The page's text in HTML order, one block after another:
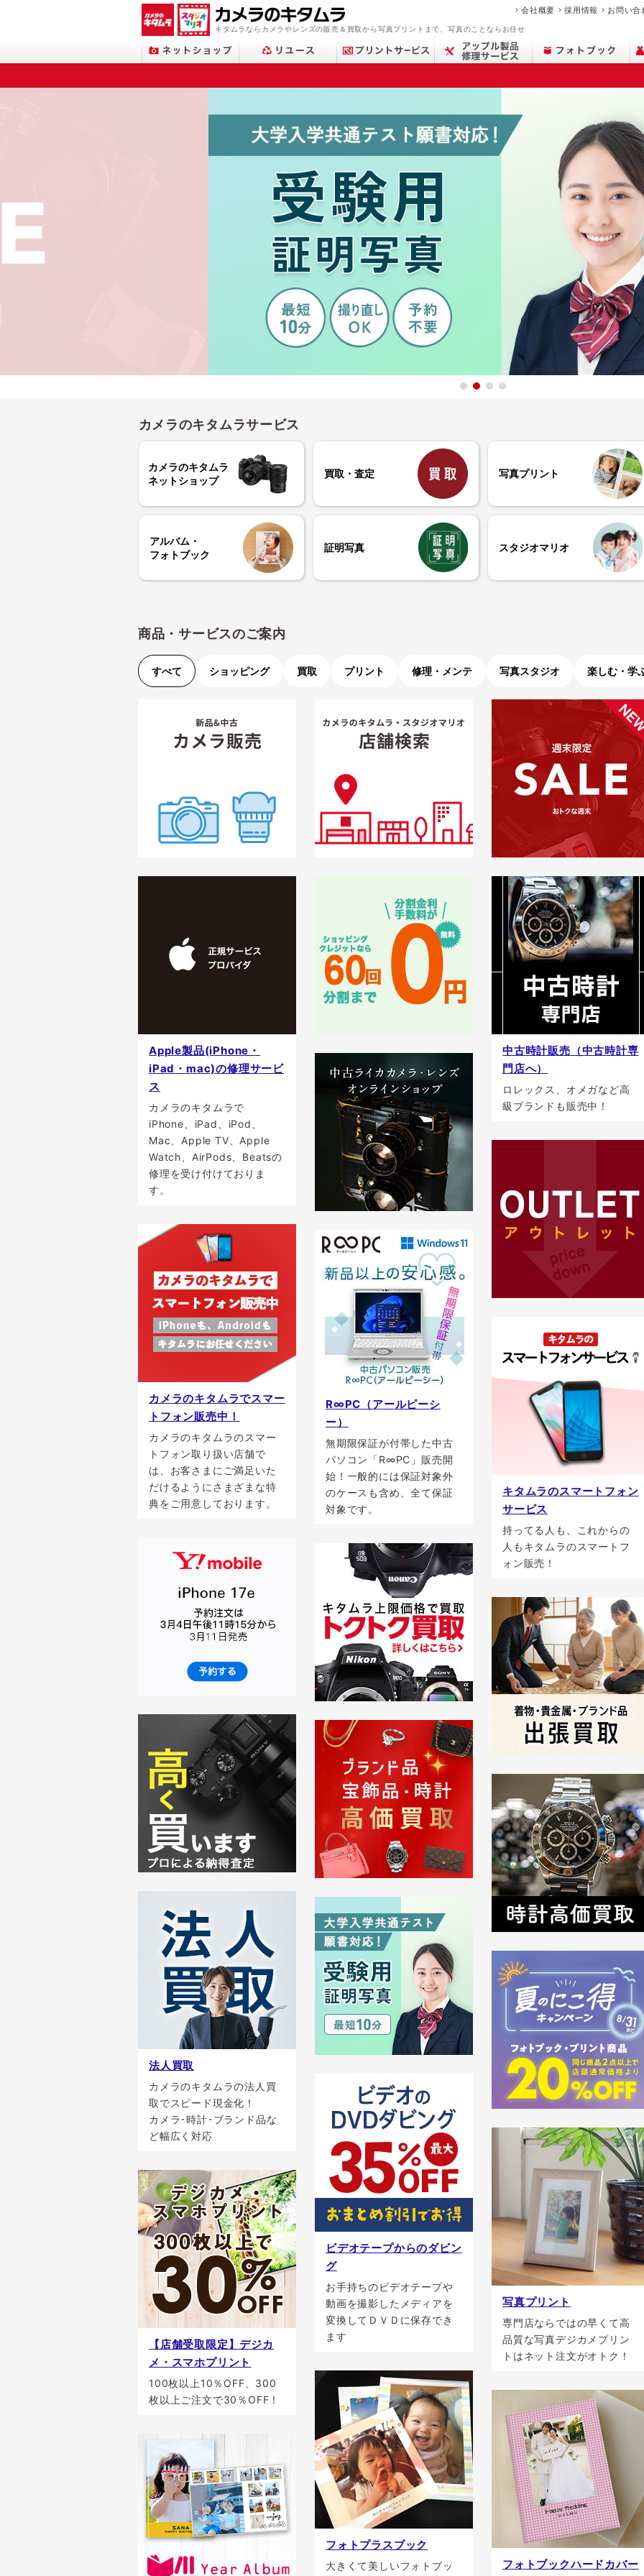
キタムラならカメラやレンズの販売＆買取から写真プリントまで、写真のことならお任せ
会社概要 採用情報 お問い合
カメラのキタムラサービス
カメラのキタムラ
ネットショップ
買取・査定 写真プリント
アルバム・
フォトブック
証明写真 スタジオマリオ
商品・サービスのご案内
すべて ショッピング 買取 プリント 修理・メンテ 写真スタジオ 楽しむ・学
Apple製品(iPhone・
iPad・mac)の修理サービ
ス
カメラのキタムラで
iPhone、iPad、iPod、
Mac、Apple TV、Apple
Watch、AirPods、Beatsの
修理を受け付けておりま
す。
中古時計販売（中古時計専
門店へ）
ロレックス、オメガなど高
級ブランドも販売中！
カメラのキタムラでスマー
トフォン販売中！
カメラのキタムラのスマー
トフォン取り扱い店舗で
は、お客さまにご満足いた
だけるようにさまざまな特
典をご用意しております。
R∞PC（アールピーシ
ー）
無期限保証が付帯した中古
パソコン「R∞PC」販売開
始！一般的には保証対象外
のケースも含め、全て保証
対象です。
キタムラのスマートフォン
サービス
持ってる人も、これからの
人もキタムラのスマートフ
ォン販売！
法人買取
カメラのキタムラの法人買
取でスピード現金化！
カメラ･時計･ブランド品な
ど幅広く対応
ビデオテープからのダビン
グ
お手持ちのビデオテープや
動画を撮影したメディアを
変換してＤＶＤに保存でき
ます
写真プリント
専門店ならではの早くて高
品質な写真デジカメプリン
トはネット注文がオトク！
【店舗受取限定】デジカ
メ・スマホプリント
100枚以上10％OFF、300
枚以上ご注文で30％OFF！
フォトプラスブック
大きくて美しいフォトブッ
フォトブックハードカバー